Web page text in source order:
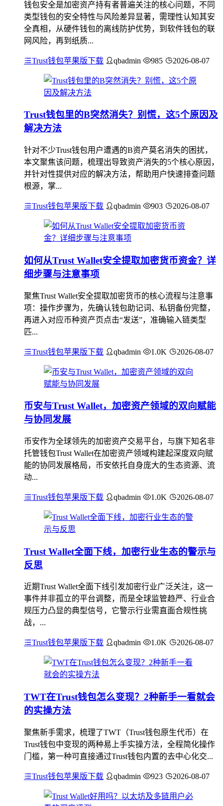
钱包安全是加密资产持有者普遍关注的核心问题，不同
类型钱包的安全特性与风险差异显著，需理性认知其安
全真相，从硬件钱包的离线防护优势，到软件钱包的联
网风险，再到纸质...
Trust钱包苹果版下载 qbadmin 985 2026-08-07
Trust钱包里的B突然消失？别慌，这5个原因及
解决方法
针对不少Trust钱包用户遭遇的B资产莫名消失的困扰，
本文聚焦该问题，梳理出导致资产消失的5个核心原因，
并针对性提供对应的解决方法，帮助用户快速排查问题
根源，掌...
Trust钱包苹果版下载 qbadmin 903 2026-08-07
如何从Trust Wallet安全提取加密货币资金？详
细步骤与注意事项
聚焦Trust Wallet安全提取加密货币的核心流程与注意事
项：操作步骤为，先确认钱包助记词、私钥备份完整，
再进入对应币种资产页点击“发送”，准确输入链类型
匹...
Trust钱包苹果版下载 qbadmin 1.0K 2026-08-07
币安与Trust Wallet，加密资产领域的双向赋能
与协同发展
币安作为全球领先的加密资产交易平台，与旗下知名非
托管钱包Trust Wallet在加密资产领域构建起深度双向赋
能的协同发展格局，币安依托自身庞大的生态资源、流
动...
Trust钱包苹果版下载 qbadmin 1.0K 2026-08-07
Trust Wallet全面下线，加密行业生态的警示与
反思
近期Trust Wallet全面下线引发加密行业广泛关注，这一
事件并非孤立的平台调整，而是全球监管趋严、行业合
规压力凸显的典型信号，它警示行业需直面合规性挑
战，...
Trust钱包苹果版下载 qbadmin 1.0K 2026-08-07
TWT在Trust钱包怎么变现？2种新手一看就会
的实操方法
聚焦新手需求，梳理了TWT（Trust钱包原生代币）在
Trust钱包中变现的两种易上手实操方法，全程简化操作
门槛，第一种可直接通过Trust钱包内置的去中心化交...
Trust钱包苹果版下载 qbadmin 923 2026-08-07